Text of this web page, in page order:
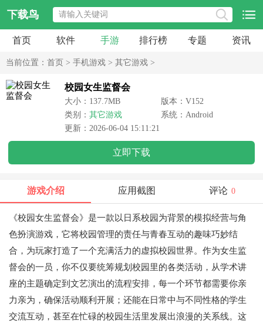
下载鸟
首页 软件 手游 排行榜 专题 资讯
当前位置： 首页 > 手机游戏 > 其它游戏 >
校园女生监督会
大小：137.7MB
版本：V152
类别： 其它游戏
系统：Android
更新：2026-06-04 15:11:21
立即下载
游戏介绍 应用截图 评论 0
《校园女生监督会》是一款以日系校园为背景的模拟经营与角
色扮演游戏，它将校园管理的责任与青春互动的趣味巧妙结
合，为玩家打造了一个充满活力的虚拟校园世界。作为女生监
督会的一员，你不仅要统筹规划校园里的各类活动，从学术讲
座的主题确定到文艺演出的流程安排，每一个环节都需要你亲
力亲为，确保活动顺利开展；还能在日常中与不同性格的学生
交流互动，甚至在忙碌的校园生活里发展出浪漫的关系线。这